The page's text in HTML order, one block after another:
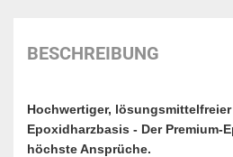
BESCHREIBUNG
Hochwertiger,
Epoxidharzbasis - Der Premium-
höchste Ansprüche.